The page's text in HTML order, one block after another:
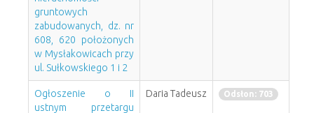
gruntowych
zabudowanych, dz. nr
608, 620 położonych
w Mysłakowicach przy
ul. Sułkowskiego 1 i 2
Ogłoszenie o II
ustnym przetargu
Daria Tadeusz Odsłon: 703